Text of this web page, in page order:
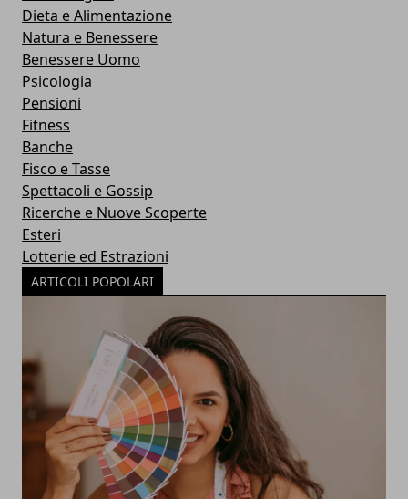
Dieta e Alimentazione
Natura e Benessere
Benessere Uomo
Psicologia
Pensioni
Fitness
Banche
Fisco e Tasse
Spettacoli e Gossip
Ricerche e Nuove Scoperte
Esteri
Lotterie ed Estrazioni
ARTICOLI POPOLARI